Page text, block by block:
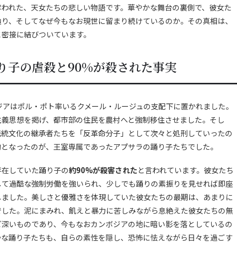
れた、天女たちの悲しい物語です。華やかな舞台の裏側で、彼女た
、そしてなぜ今もなお現世に留まり続けているのか。その真相は、
接に結びついています。
子の虐殺と90%が殺された事実
はポル・ポト率いるクメール・ルージュの支配下に置かれました。
思想を掲げ、都市部の住民を農村へと強制移住させました。そし
文化の継承者たちを「反革命分子」として次々と処刑していったの
なったのが、王室専属であったアプサラの踊り子たちでした。
していた踊り子の約90%が殺害されたと言われています。彼女たち
過酷な強制労働を強いられ、少しでも踊りの素振りを見せれば即座
した。美しさと優雅さを体現していた彼女たちの最期は、あまりに
た。泥にまみれ、飢えと暴力に苦しみながら息絶えた彼女たちの無
いものであり、今もなおカンボジアの地に暗い影を落としているの
踊り子たちも、自らの素性を隠し、恐怖に怯えながら日々を過ごす